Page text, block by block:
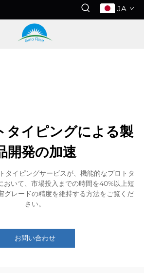
JA
タイピングによる製
開発の加速
タイピングサービスが、機能的なプロトタ
おいて、市場投入までの時間を40%以上短
グレードの精度を維持する方法をご覧くだ
さい。
お問い合わせ